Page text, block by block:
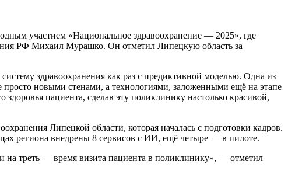
участием «Национальное здравоохранение — 2025», где
РФ Михаил Мурашко. Он отметил Липецкую область за
здравоохранения как раз с предиктивной моделью. Одна из
новыми стенами, а технологиями, заложенными ещё на этапе
пациента, сделав эту поликлинику настолько красивой,
Липецкой области, которая началась с подготовки кадров.
региона внедрены 8 сервисов с ИИ, ещё четыре — в пилоте.
на треть — время визита пациента в поликлинику», — отметил